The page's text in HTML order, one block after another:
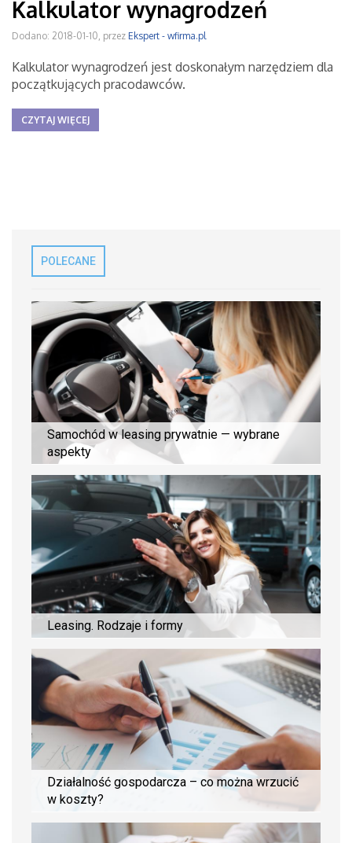
Kalkulator wynagrodzeń
Dodano: 2018-01-10, przez Ekspert - wfirma.pl
Kalkulator wynagrodzeń jest doskonałym narzędziem dla
początkujących pracodawców.
CZYTAJ WIĘCEJ
POLECANE
Samochód w leasing prywatnie — wybrane
aspekty
Leasing. Rodzaje i formy
Działalność gospodarcza – co można wrzucić
w koszty?